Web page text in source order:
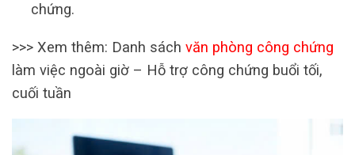
chứng.
>>> Xem thêm: Danh sách văn phòng công chứng
làm việc ngoài giờ – Hỗ trợ công chứng buổi tối,
cuối tuần